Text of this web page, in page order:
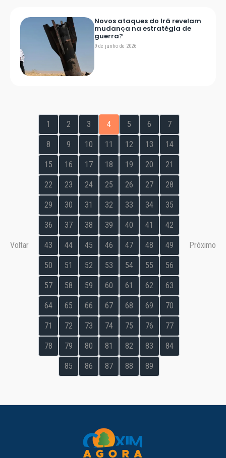
Novos ataques do Irã revelam
mudança na estratégia de
guerra?
9 de junho de 2026
Voltar
1 2 3 4 5 6 7
8 9 10 11 12 13 14
15 16 17 18 19 20 21
22 23 24 25 26 27 28
29 30 31 32 33 34 35
36 37 38 39 40 41 42
43 44 45 46 47 48 49
50 51 52 53 54 55 56
57 58 59 60 61 62 63
64 65 66 67 68 69 70
71 72 73 74 75 76 77
78 79 80 81 82 83 84
85 86 87 88 89
Próximo